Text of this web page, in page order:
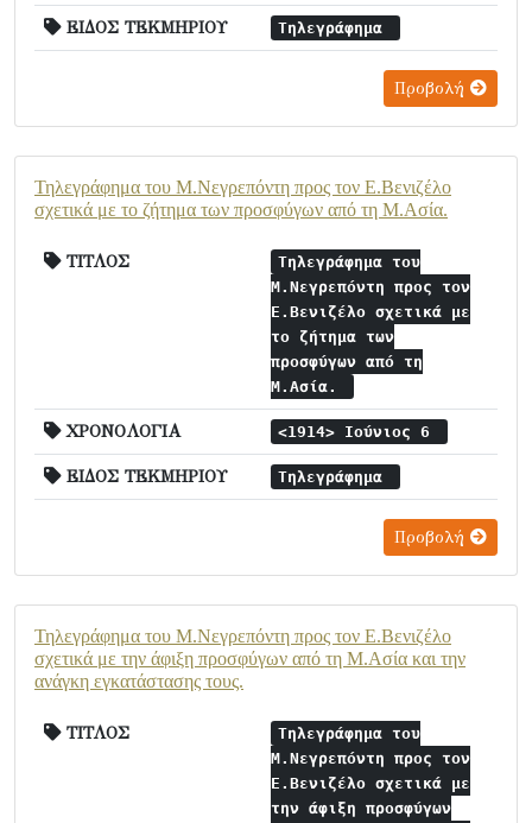
ΕΙΔΟΣ ΤΕΚΜΗΡΙΟΥ Τηλεγράφημα
Προβολή
Τηλεγράφημα του Μ.Νεγρεπόντη προς τον Ε.Βενιζέλο
σχετικά με το ζήτημα των προσφύγων από τη Μ.Ασία.
ΤΙΤΛΟΣ
Τηλεγράφημα του
Μ.Νεγρεπόντη προς τον
Ε.Βενιζέλο σχετικά με
το ζήτημα των
προσφύγων από τη
Μ.Ασία.
ΧΡΟΝΟΛΟΓΙΑ <1914> Ιούνιος 6
ΕΙΔΟΣ ΤΕΚΜΗΡΙΟΥ Τηλεγράφημα
Προβολή
Τηλεγράφημα του Μ.Νεγρεπόντη προς τον Ε.Βενιζέλο
σχετικά με την άφιξη προσφύγων από τη Μ.Ασία και την
ανάγκη εγκατάστασης τους.
ΤΙΤΛΟΣ
Τηλεγράφημα του
Μ.Νεγρεπόντη προς τον
Ε.Βενιζέλο σχετικά με
την άφιξη προσφύγων